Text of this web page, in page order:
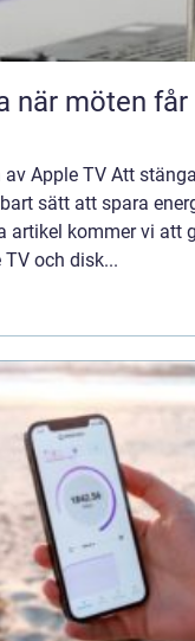
Apple TV Att
sätt att spara
artikel kommer vi att
och disk...